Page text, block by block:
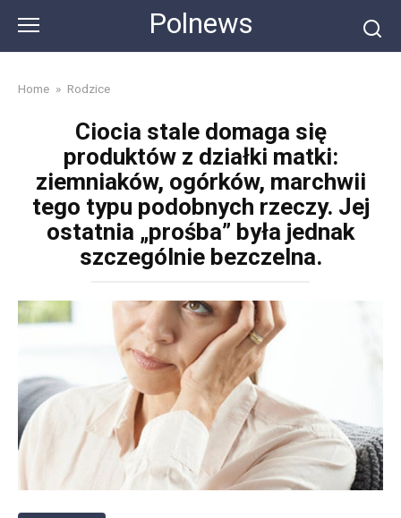
content
Polnews
Home » Rodzice
Ciocia stale domaga się
produktów z działki matki:
ziemniaków, ogórków, marchwii
tego typu podobnych rzeczy. Jej
ostatnia „prośba” była jednak
szczególnie bezczelna.